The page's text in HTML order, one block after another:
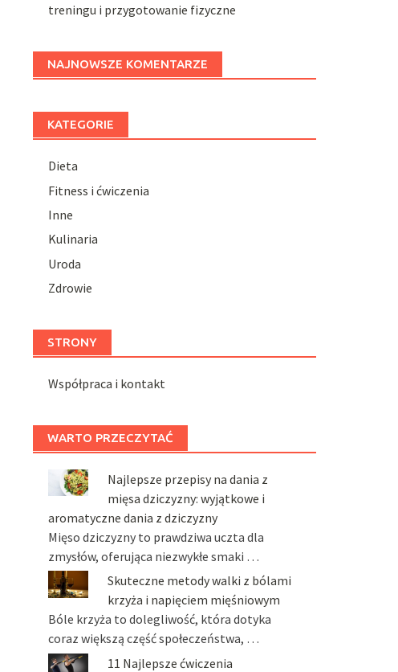
treningu i przygotowanie fizyczne
NAJNOWSZE KOMENTARZE
KATEGORIE
Dieta
Fitness i ćwiczenia
Inne
Kulinaria
Uroda
Zdrowie
STRONY
Współpraca i kontakt
WARTO PRZECZYTAĆ
Najlepsze przepisy na dania z
mięsa dziczyzny: wyjątkowe i
aromatyczne dania z dziczyzny
Mięso dziczyzny to prawdziwa uczta dla
zmysłów, oferująca niezwykłe smaki …
Skuteczne metody walki z bólami
krzyża i napięciem mięśniowym
Bóle krzyża to dolegliwość, która dotyka
coraz większą część społeczeństwa, …
11 Najlepsze ćwiczenia